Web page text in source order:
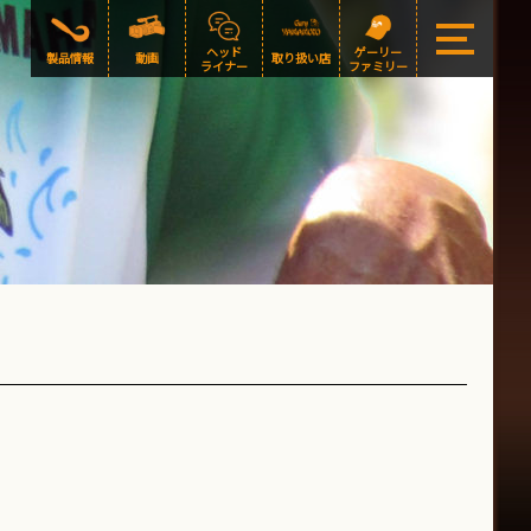
製品情報 動画
ヘッド
ライナー
取り扱い店
ゲーリー
ファミリー